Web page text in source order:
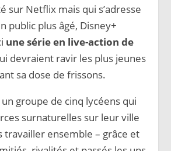
sur Netflix mais qui s’adresse
public plus âgé, Disney+
une série en live-action de
devraient ravir les plus jeunes
sa dose de frissons.
groupe de cinq lycéens qui
surnaturelles sur leur ville
travailler ensemble – grâce et